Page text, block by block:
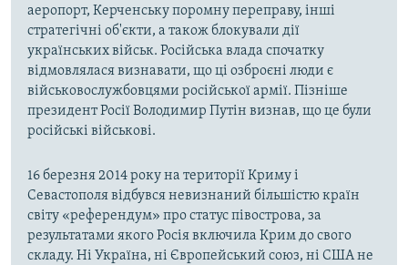
аеропорт, Керченську поромну переправу, інші
стратегічні об'єкти, а також блокували дії
українських військ. Російська влада спочатку
відмовлялася визнавати, що ці озброєні люди є
військовослужбовцями російської армії. Пізніше
президент Росії Володимир Путін визнав, що це були
російські військові.
16 березня 2014 року на території Криму і
Севастополя відбувся невизнаний більшістю країн
світу «референдум» про статус півострова, за
результатами якого Росія включила Крим до свого
складу. Ні Україна, ні Європейський союз, ні США не